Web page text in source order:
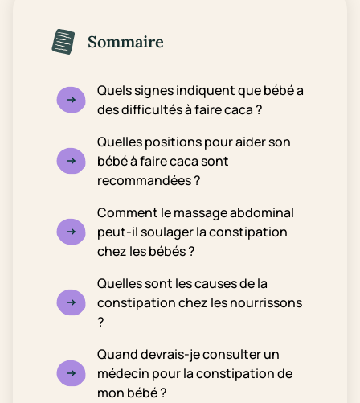
Sommaire
Quels signes indiquent que bébé a
des difficultés à faire caca ?
Quelles positions pour aider son
bébé à faire caca sont
recommandées ?
Comment le massage abdominal
peut-il soulager la constipation
chez les bébés ?
Quelles sont les causes de la
constipation chez les nourrissons
?
Quand devrais-je consulter un
médecin pour la constipation de
mon bébé ?